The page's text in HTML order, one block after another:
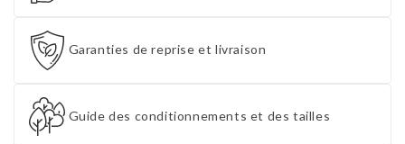
Garanties de reprise et livraison
Guide des conditionnements et des tailles